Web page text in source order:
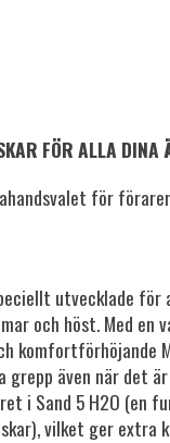
FÖR ALLA DINA
för
utvecklade
och höst. Med
komfortförhöjande
även när det
i Sand 5 H2O (en
vilket ger